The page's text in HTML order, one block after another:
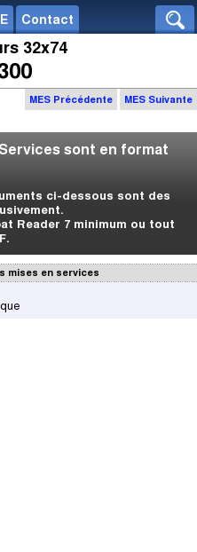
Contact
32x74
MES Précédente MES Suivante
sont en format
ci-dessous sont des
Reader 7 minimum ou tout
mises en services